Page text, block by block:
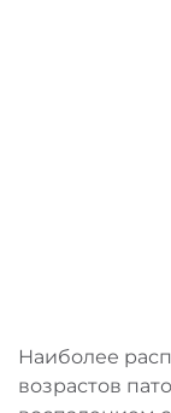
Наиболее
возрастов